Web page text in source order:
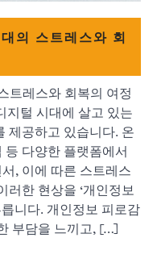
의 스트레스와 회
트레스와 회복의 여정
지털 시대에 살고 있는
제공하고 있습니다. 온
다양한 플랫폼에서
, 이에 따른 스트레스
러한 현상을 ‘개인정보
니다. 개인정보 피로감
부담을 느끼고, […]